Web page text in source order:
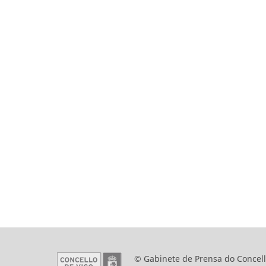
© Gabinete de Prensa do